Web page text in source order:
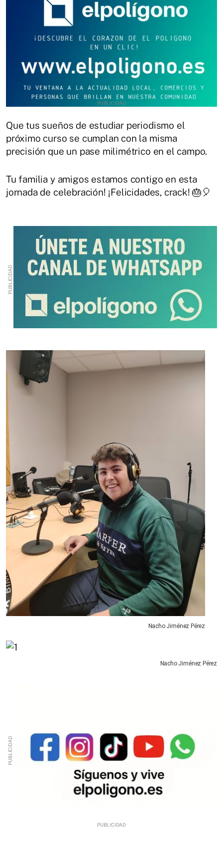
Que tus sueños de estudiar periodismo el
próximo curso se cumplan con la misma
precisión que un pase milimétrico en el campo.
Tu familia y amigos estamos contigo en esta
jornada de celebración! ¡Felicidades, crack! 🎂🎈
Nacho Jiménez Pérez
Nacho Jiménez Pérez